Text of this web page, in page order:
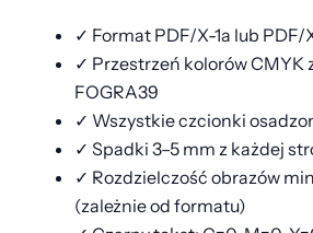
✓ Format PDF/X-1a lub PDF/
✓ Przestrzeń kolorów CMYK
FOGRA39
✓ Wszystkie czcionki
✓ Spadki 3–5 mm z każdej
✓ Rozdzielczość obrazów
(zależnie od formatu)